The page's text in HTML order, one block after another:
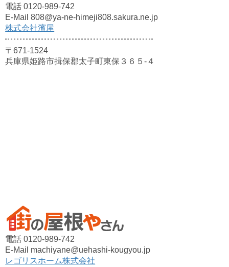
電話 0120-989-742
E-Mail 808@ya-ne-himeji808.sakura.ne.jp
株式会社濱屋
〒671-1524
兵庫県姫路市揖保郡太子町東保３６５-４
電話 0120-989-742
E-Mail machiyane@uehashi-kougyou.jp
レゴリスホーム株式会社